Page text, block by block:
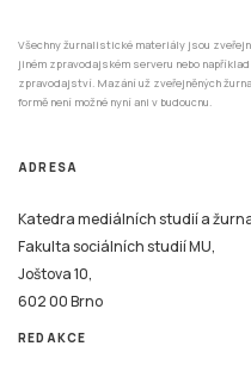
Všechny žurnalistické materiály jsou
jiném zpravodajském serveru nebo
zpravodajství. Mazání už zveřejněných
formě není možné nyní ani v budoucnu.
ADRESA
Katedra mediálních studií a
Fakulta sociálních studií MU,
Joštova 10,
602 00 Brno
REDAKCE